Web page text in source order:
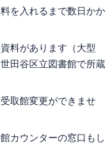
を入れるまで数日かか
料があります（大型
田谷区立図書館で所蔵
取館変更ができませ
カウンターの窓口もし